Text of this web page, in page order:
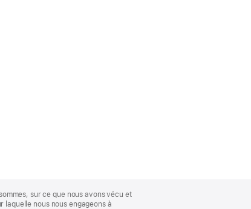
sur ce que nous avons vécu et
laquelle nous nous engageons à